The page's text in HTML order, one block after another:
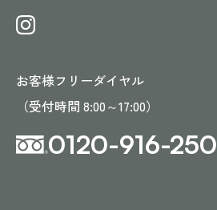
お客様フリーダイヤル
（受付時間 8:00～17:00）
0120-916-250